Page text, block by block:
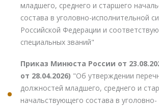
младшего, среднего и старшего
состава в уголовно-исполнительной
Российской Федерации и
специальных званий"
Приказ Минюста России от
от 28.04.2026) "Об утверждении
должностей младшего, среднего и
начальствующего состава в уголовно-